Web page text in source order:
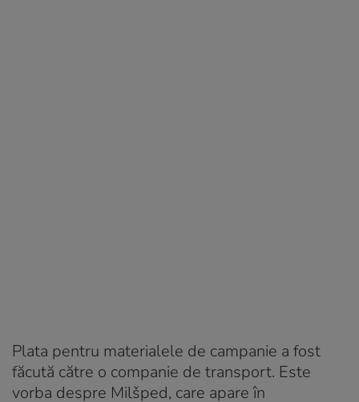
Plata pentru materialele de campanie a fost
făcută către o companie de transport. Este
vorba despre Milšped, care apare în